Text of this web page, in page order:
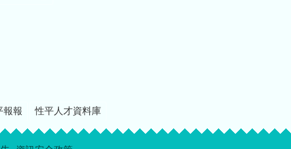
報報 性平人才資料庫